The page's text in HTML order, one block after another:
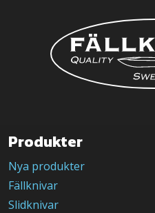
Produkter
Nya produkter
Fällknivar
Slidknivar